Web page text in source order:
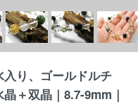
り、ゴールドルチ
＋双晶｜8.7-9mm｜